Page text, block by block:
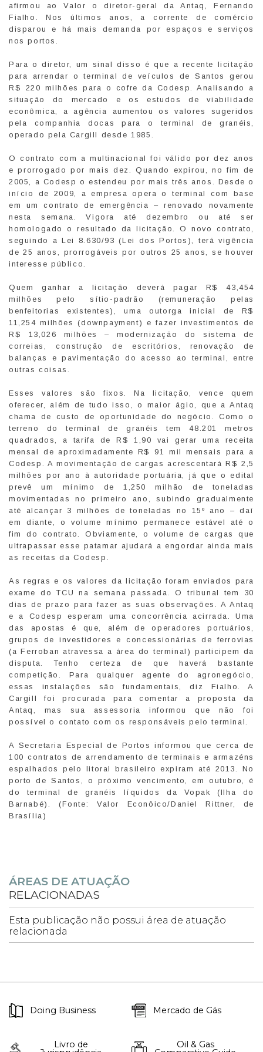
afirmou ao Valor o diretor-geral da Antaq, Fernando
Fialho. Nos últimos anos, a corrente de comércio
disparou e há mais demanda por espaços e serviços
nos portos.
Para o diretor, um sinal disso é que a recente licitação
para arrendar o terminal de veículos de Santos gerou
R$ 220 milhões para o cofre da Codesp. Analisando a
situação do mercado e os estudos de viabilidade
econômica, a agência aumentou os valores sugeridos
pela companhia docas para o terminal de granéis,
operado pela Cargill desde 1985.
O contrato com a multinacional foi válido por dez anos
e prorrogado por mais dez. Quando expirou, no fim de
2005, a Codesp o estendeu por mais três anos. Desde o
início de 2009, a empresa opera o terminal com base
em um contrato de emergência – renovado novamente
nesta semana. Vigora até dezembro ou até ser
homologado o resultado da licitação. O novo contrato,
seguindo a Lei 8.630/93 (Lei dos Portos), terá vigência
de 25 anos, prorrogáveis por outros 25 anos, se houver
interesse público.
Quem ganhar a licitação deverá pagar R$ 43,454
milhões pelo sítio-padrão (remuneração pelas
benfeitorias existentes), uma outorga inicial de R$
11,254 milhões (downpayment) e fazer investimentos de
R$ 13,026 milhões – modernização do sistema de
correias, construção de escritórios, renovação de
balanças e pavimentação do acesso ao terminal, entre
outras coisas.
Esses valores são fixos. Na licitação, vence quem
oferecer, além de tudo isso, o maior ágio, que a Antaq
chama de custo de oportunidade do negócio. Como o
terreno do terminal de granéis tem 48.201 metros
quadrados, a tarifa de R$ 1,90 vai gerar uma receita
mensal de aproximadamente R$ 91 mil mensais para a
Codesp. A movimentação de cargas acrescentará R$ 2,5
milhões por ano à autoridade portuária, já que o edital
prevê um mínimo de 1,250 milhão de toneladas
movimentadas no primeiro ano, subindo gradualmente
até alcançar 3 milhões de toneladas no 15º ano – daí
em diante, o volume mínimo permanece estável até o
fim do contrato. Obviamente, o volume de cargas que
ultrapassar esse patamar ajudará a engordar ainda mais
as receitas da Codesp.
As regras e os valores da licitação foram enviados para
exame do TCU na semana passada. O tribunal tem 30
dias de prazo para fazer as suas observações. A Antaq
e a Codesp esperam uma concorrência acirrada. Uma
das apostas é que, além de operadores portuários,
grupos de investidores e concessionárias de ferrovias
(a Ferroban atravessa a área do terminal) participem da
disputa. Tenho certeza de que haverá bastante
competição. Para qualquer agente do agronegócio,
essas instalações são fundamentais, diz Fialho. A
Cargill foi procurada para comentar a proposta da
Antaq, mas sua assessoria informou que não foi
possível o contato com os responsáveis pelo terminal.
A Secretaria Especial de Portos informou que cerca de
100 contratos de arrendamento de terminais e armazéns
espalhados pelo litoral brasileiro expiram até 2013. No
porto de Santos, o próximo vencimento, em outubro, é
do terminal de granéis líquidos da Vopak (Ilha do
Barnabé). (Fonte: Valor Econôico/Daniel Rittner, de
Brasília)
ÁREAS DE ATUAÇÃO
RELACIONADAS
Esta publicação não possui área de atuação
relacionada
Doing Business Mercado de Gás
Livro de Oil & Gas